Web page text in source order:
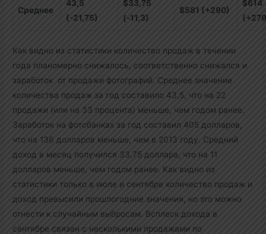
Среднее
43,5
(-21,75)
$33,75
(-11,3)
$581 (+290)
$614
Как видно из статистики количество продаж в течении
года планомерно снижалось, соответственно снижался и
заработок от продажи фотографий. Среднее значение
количества продаж за год составило 43,5, что на 22
продажи (или на 33 процента) меньше, чем годом ранее.
Заработок на фотобанках за год составил 405 долларов,
что на 136 долларов меньше, чем в 2013 году. Средний
доход в месяц получился 33,75 доллара, что на 11
долларов меньше, чем годом ранее. Как видно из
статистики только в июле и сентябре количество продаж и
доход превысили прошлогодние значения, но это можно
отнести к случайным выбросам. Всплеск дохода в
сентябре связан с несколькими продажами по